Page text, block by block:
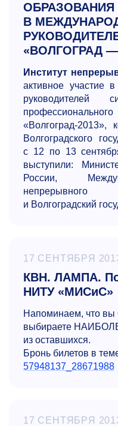
ОБРАЗОВАНИЯ
В
«ВОЛГОГРАД —
Институт
активное участие в
руководителей
«Волгоград-2013»,
Волгоградского
с 12 по 13
выступили:
России,
непрерывного
и Волгоградский
17 СЕНТЯБРЯ
КВН. ЛАМПА.
НИТУ «МИСиС»
Напоминаем, что
выбираете
из оставшихся.
Бронь билетов в
57948137_28671988
17 СЕНТЯБРЯ